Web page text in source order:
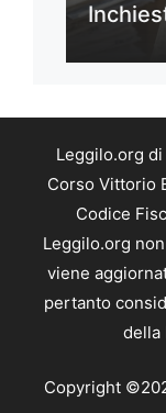
Leggilo.org di
Corso Vittorio
Codice
Leggilo.org
viene
pertanto
della
Copyright